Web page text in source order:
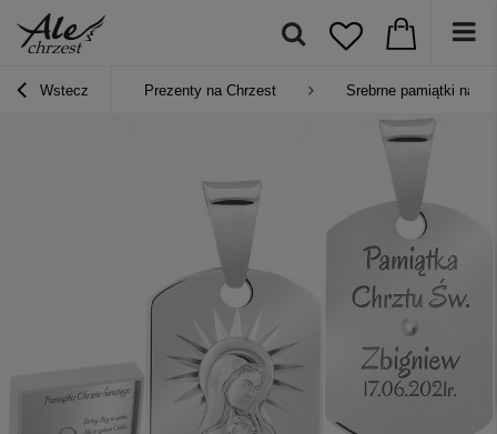
Wstecz Prezenty na Chrzest Srebrne pamiątki na